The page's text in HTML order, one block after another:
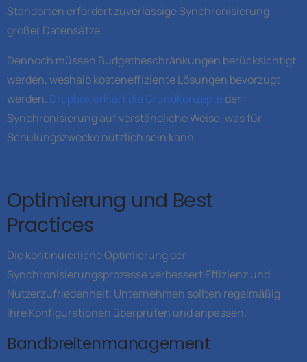
Standorten erfordert zuverlässige Synchronisierung
großer Datensätze.
Dennoch müssen Budgetbeschränkungen berücksichtigt
werden, weshalb kosteneffiziente Lösungen bevorzugt
werden. Dropbox erklärt die Grundkonzepteder
Synchronisierung auf verständliche Weise, was für
Schulungszwecke nützlich sein kann.
Optimierung und Best
Practices
Die kontinuierliche Optimierung der
Synchronisierungsprozesse verbessert Effizienz und
Nutzerzufriedenheit. Unternehmen sollten regelmäßig
ihre Konfigurationen überprüfen und anpassen.
Bandbreitenmanagement